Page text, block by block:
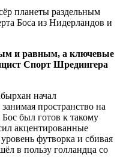
планеты раздельным
Боса из Нидерландов и
и равным, а ключевые
Спорт Шредингера
начал
пространство на
был готов к такому
акцентированные
футворка и сбивая
в пользу голландца со